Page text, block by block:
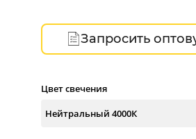
Запросить
Цвет свечения